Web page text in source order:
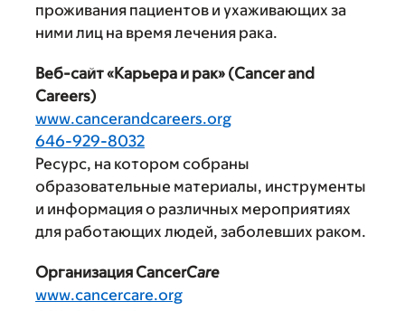
проживания пациентов и ухаживающих за
ними лиц на время лечения рака.
Веб-сайт «Карьера и рак» (Cancer and
Careers)
www.cancerandcareers.org
646-929-8032
Ресурс, на котором собраны
образовательные материалы, инструменты
и информация о различных мероприятиях
для работающих людей, заболевших раком.
Организация CancerCare
www.cancercare.org